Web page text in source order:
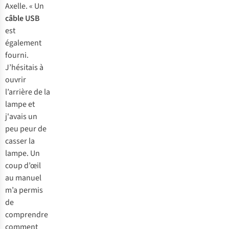
Axelle. « Un
câble USB
est
également
fourni.
J’hésitais à
ouvrir
l’arrière de la
lampe et
j'avais un
peu peur de
casser la
lampe. Un
coup d’œil
au manuel
m’a permis
de
comprendre